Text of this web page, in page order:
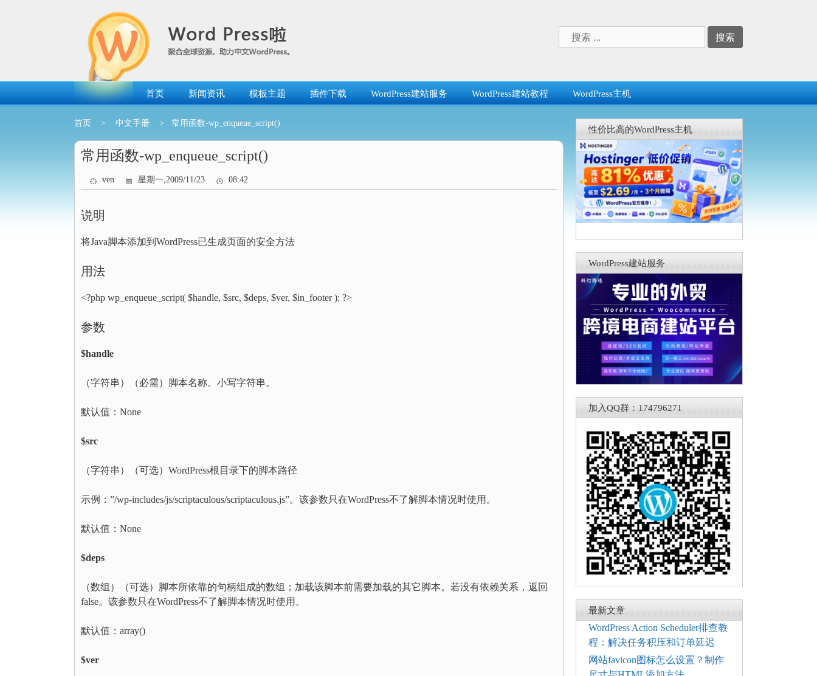
索：
首页 新闻资讯 模板主题 插件下载 WordPress建站服务 WordPress建站教程 WordPress主机
首页 > 中文手册 > 常用函数-wp_enqueue_script()
常用函数-wp_enqueue_script()
ven 星期一,2009/11/23 08:42
说明
将Java脚本添加到WordPress已生成页面的安全方法
用法
<?php wp_enqueue_script( $handle, $src, $deps, $ver, $in_footer ); ?>
参数
$handle
（字符串）（必需）脚本名称。小写字符串。
默认值：None
$src
（字符串）（可选）WordPress根目录下的脚本路径
示例：”/wp-includes/js/scriptaculous/scriptaculous.js”。该参数只在WordPress不了解脚本情况时使用。
默认值：None
$deps
（数组）（可选）脚本所依靠的句柄组成的数组；加载该脚本前需要加载的其它脚本。若没有依赖关系，返回
false。该参数只在WordPress不了解脚本情况时使用。
默认值：array()
$ver
性价比高的WordPress主机
WordPress建站服务
加入QQ群：174796271
最新文章
WordPress Action Scheduler排查教
程：解决任务积压和订单延迟
网站favicon图标怎么设置？制作